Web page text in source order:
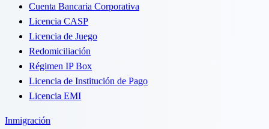
Cuenta Bancaria Corporativa
Licencia CASP
Licencia de Juego
Redomiciliación
Régimen IP Box
Licencia de Institución de Pago
Licencia EMI
Inmigración